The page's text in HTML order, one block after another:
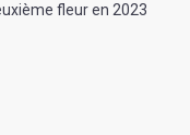
fleur en 2023